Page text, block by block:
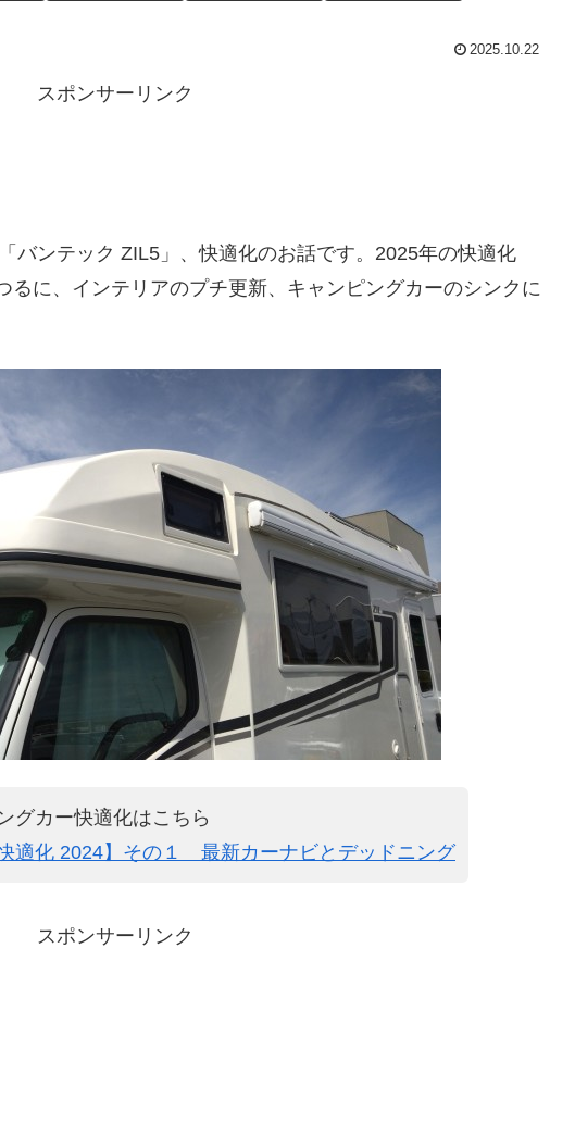
2025.10.22
スポンサーリンク
バンテック ZIL5」、快適化のお話です。2025年の快適化
るに、インテリアのプチ更新、キャンピングカーのシンクに
グカー快適化はこちら
適化 2024】その１ 最新カーナビとデッドニング
スポンサーリンク